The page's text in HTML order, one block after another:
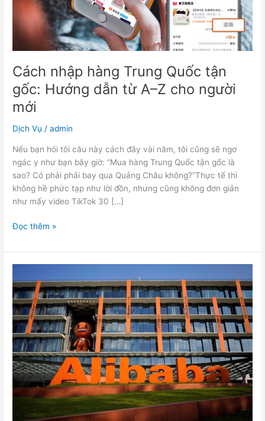
Cách nhập hàng Trung Quốc tận
gốc: Hướng dẫn từ A–Z cho người
mới
Dịch Vụ /admin
Nếu bạn hỏi tôi câu này cách đây vài năm, tôi cũng sẽ ngơ
ngác y như bạn bây giờ: “Mua hàng Trung Quốc tận gốc là
sao? Có phải phải bay qua Quảng Châu không?”Thực tế thì
không hề phức tạp như lời đồn, nhưng cũng không đơn giản
như mấy video TikTok 30 […]
A–
cho
người
mới
Đọc thêm »
khác
biệt
giữa
Alibaba,
AliExpress
và
1688:
Bạn
nên
chọn